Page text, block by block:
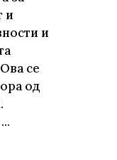
и
и
се
од